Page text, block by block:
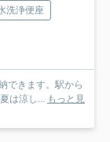
洗浄便座
できます。駅から
は涼し... もっと見